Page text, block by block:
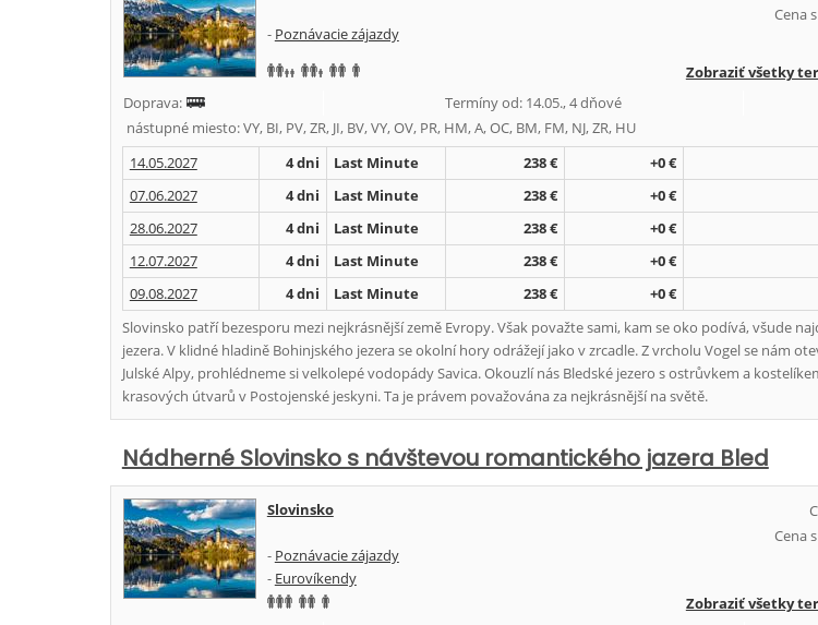
Cena
- Poznávacie zájazdy
Zobraziť všetky
Doprava:
Termíny od: 14.05., 4 dňové
nástupné miesto: VY, BI, PV, ZR, JI, BV, VY, OV, PR, HM, A, OC, BM, FM, NJ, ZR, HU
14.05.2027
4 dni Last Minute 238 €
+0 €
07.06.2027
4 dni Last Minute 238 €
+0 €
28.06.2027
4 dni Last Minute 238 €
+0 €
12.07.2027
4 dni Last Minute 238 €
+0 €
09.08.2027
4 dni Last Minute 238 €
+0 €
Slovinsko patří bezesporu mezi nejkrásnější země Evropy. Však považte sami, kam se oko podívá, všude
jezera. V klidné hladině Bohinjského jezera se okolní hory odrážejí jako v zrcadle. Z vrcholu Vogel se nám
Julské Alpy, prohlédneme si velkolepé vodopády Savica. Okouzlí nás Bledské jezero s ostrůvkem a
krasových útvarů v Postojenské jeskyni. Ta je právem považována za nejkrásnější na světě.
Nádherné Slovinsko s návštevou romantického jazera Bled
Cena
Slovinsko
- Poznávacie zájazdy
- Eurovíkendy
Zobraziť všetky